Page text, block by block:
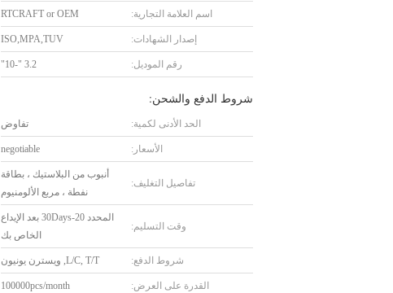
اسم العلامة التجارية: RTCRAFT or OEM
إصدار الشهادات: ISO,MPA,TUV
رقم الموديل: 3.2 "-10"
شروط الدفع والشحن:
الحد الأدنى لكمية: تفاوض
الأسعار: negotiable
تفاصيل التغليف:
أنبوب من البلاستيك ، بطاقة
نفطة ، مربع الألومنيوم
وقت التسليم:
المحدد 20-30Days بعد الإيداع
الخاص بك
شروط الدفع: L/C, T/T, ويسترن يونيون
القدرة على العرض: 100000pcs/month